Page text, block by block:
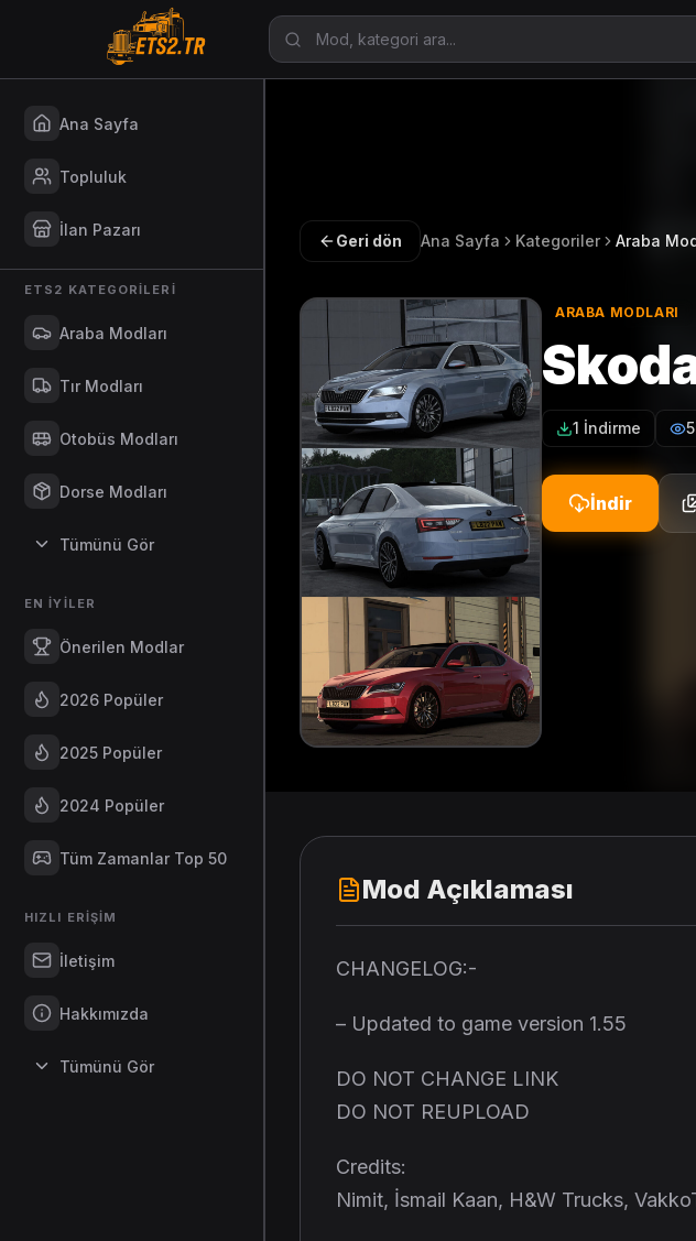
Ana Sayfa
Topluluk
İlan Pazarı
ETS2 KATEGORILERI
Araba Modları
Tır Modları
Otobüs Modları
Dorse Modları
Tümünü Gör
EN İYILER
Önerilen Modlar
2026 Popüler
2025 Popüler
2024 Popüler
Tüm Zamanlar Top 50
HIZLI ERIŞIM
İletişim
Hakkımızda
Tümünü Gör
Geri dön Ana Sayfa Kategoriler Araba
ARABA MODLARI
1 İndirme
İndir
Mod Açıklaması
CHANGELOG:-
– Updated to game version 1.55
DO NOT CHANGE LINK
DO NOT REUPLOAD
Credits:
Nimit, İsmail Kaan, H&W Trucks,